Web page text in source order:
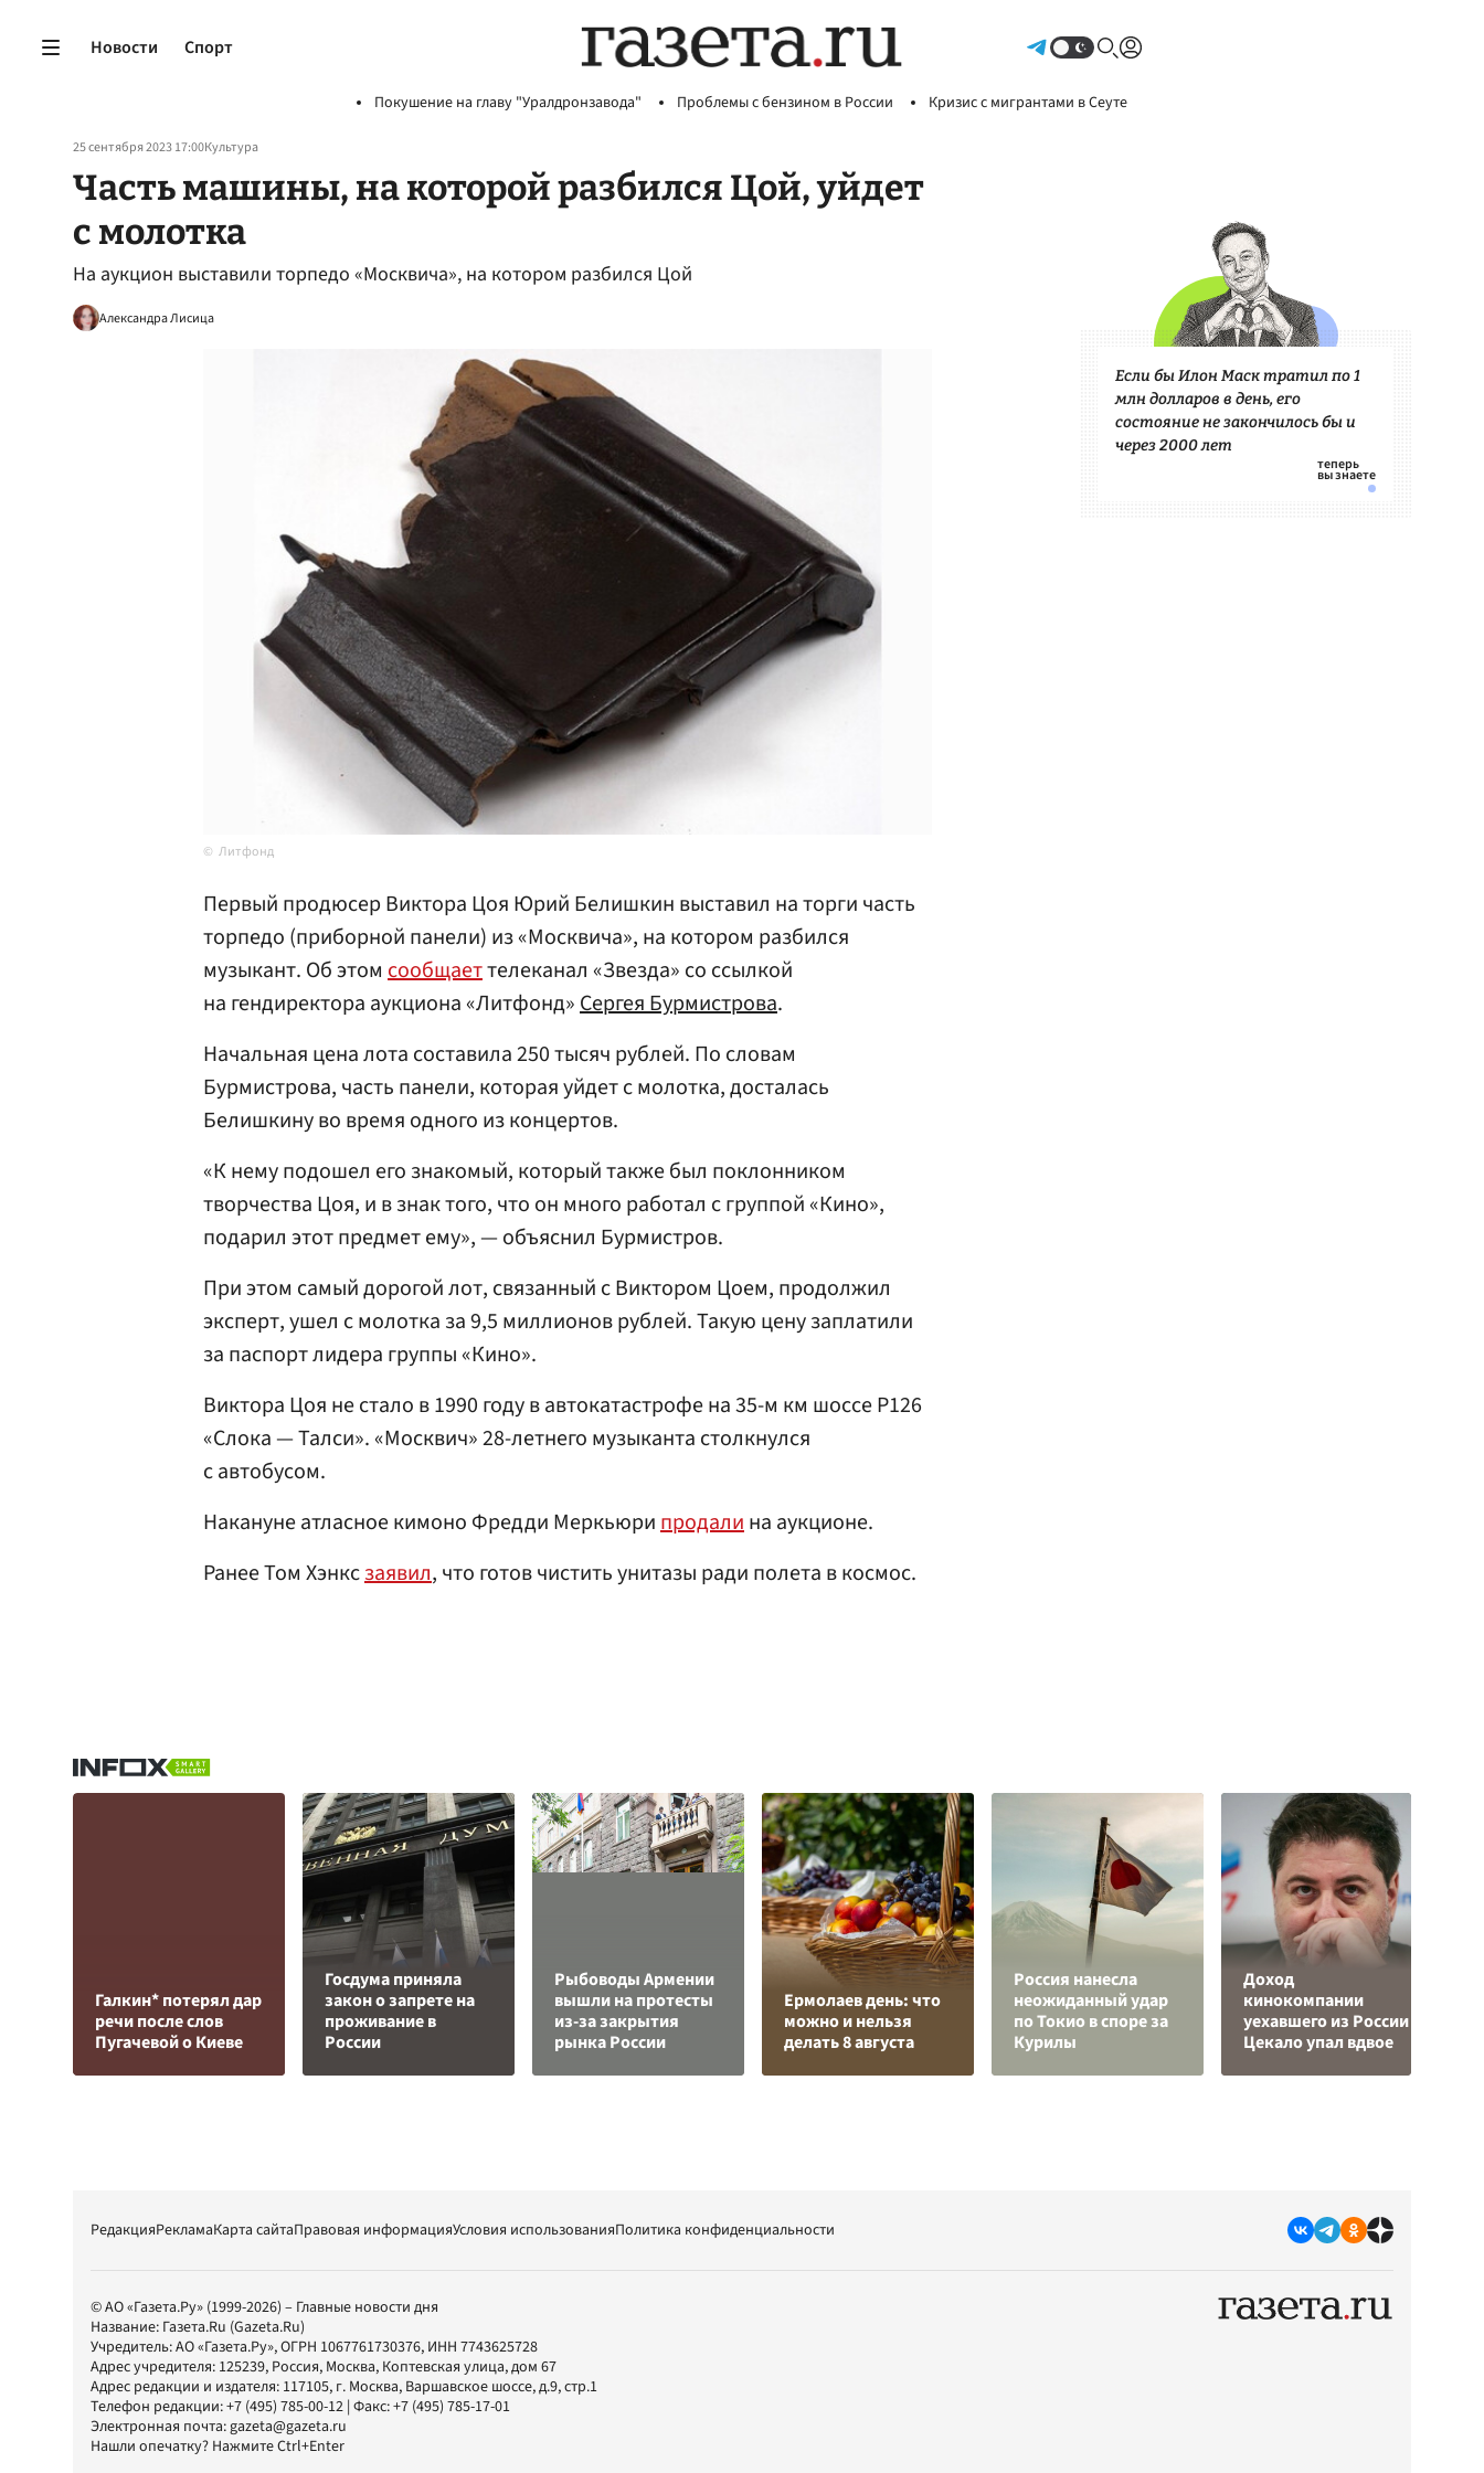
Новости Спорт
Покушение на главу "Уралдронзавода" Проблемы с бензином в России Кризис с мигрантами в Сеуте
25 сентября 2023 17:00Культура
Часть машины, на которой разбился Цой, уйдет
с молотка
На аукцион выставили торпедо «Москвича», на котором разбился Цой
Александра Лисица
Литфонд
Первый продюсер Виктора Цоя Юрий Белишкин выставил на торги часть
торпедо (приборной панели) из «Москвича», на котором разбился
музыкант. Об этом сообщаеттелеканал «Звезда» со ссылкой
на гендиректора аукциона «Литфонд»Сергея Бурмистрова.
Начальная цена лота составила 250 тысяч рублей. По словам
Бурмистрова, часть панели, которая уйдет с молотка, досталась
Белишкину во время одного из концертов.
«К нему подошел его знакомый, который также был поклонником
творчества Цоя, и в знак того, что он много работал с группой «Кино»,
подарил этот предмет ему», — объяснил Бурмистров.
При этом самый дорогой лот, связанный с Виктором Цоем, продолжил
эксперт, ушел с молотка за 9,5 миллионов рублей. Такую цену заплатили
за паспорт лидера группы «Кино».
Виктора Цоя не стало в 1990 году в автокатастрофе на 35-м км шоссе Р126
«Слока — Талси». «Москвич» 28-летнего музыканта столкнулся
с автобусом.
Накануне атласное кимоно Фредди Меркьюрипродалина аукционе.
Ранее Том Хэнксзаявил, что готов чистить унитазы ради полета в космос.
Если бы Илон Маск тратил по 1
млн долларов в день, его
состояние не закончилось бы и
через 2000 лет
Галкин* потерял дар
речи после слов
Пугачевой о Киеве
Госдума приняла
закон о запрете на
проживание в
России
Рыбоводы Армении
вышли на протесты
из-за закрытия
рынка России
Ермолаев день: что
можно и нельзя
делать 8 августа
Россия нанесла
неожиданный удар
по Токио в споре за
Курилы
Доход
кинокомпании
уехавшего из России
Цекало упал вдвое
РедакцияРекламаКарта сайтаПравовая информацияУсловия использованияПолитика конфиденциальности
© АО «Газета.Ру» (1999-2026) – Главные новости дня
Название: Газета.Ru (Gazeta.Ru)
Учредитель:АО «Газета.Ру», ОГРН 1067761730376, ИНН 7743625728
Адрес учредителя: 125239, Россия, Москва, Коптевская улица, дом 67
Адрес редакции и издателя: 117105, г. Москва, Варшавское шоссе, д.9, стр.1
Телефон редакции:+7 (495) 785-00-12 | Факс:+7 (495) 785-17-01
Электронная почта:gazeta@gazeta.ru
Нашли опечатку? Нажмите Ctrl+Enter